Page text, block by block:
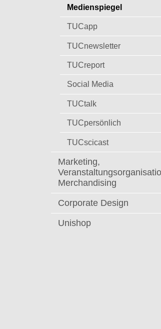
Medienspiegel
TUCapp
TUCnewsletter
TUCreport
Social Media
TUCtalk
TUCpersönlich
TUCscicast
Marketing,
Merchandising
Corporate Design
Unishop